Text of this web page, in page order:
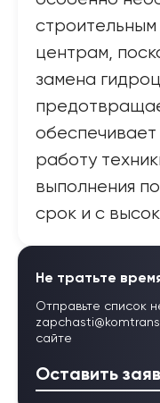
центрам,
замена
работу
выполнения
срок и с
Не тратьте
Отправьте список
сайте
Оставить